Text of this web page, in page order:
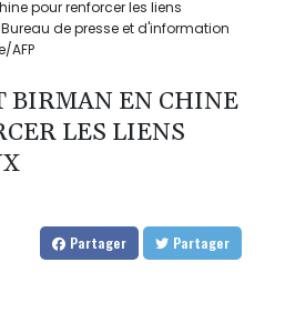
pour renforcer les liens
de presse et d'information
AFP
BIRMAN EN CHINE
LES LIENS
Partager Partager